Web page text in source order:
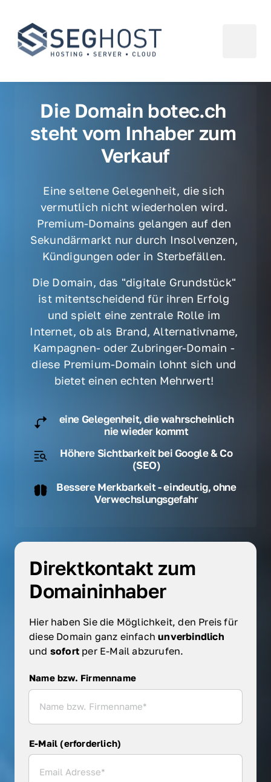
Die Domain botec.ch
steht vom Inhaber zum
Verkauf
Eine seltene Gelegenheit, die sich
vermutlich nicht wiederholen wird.
Premium-Domains gelangen auf den
Sekundärmarkt nur durch Insolvenzen,
Kündigungen oder in Sterbefällen.
Die Domain, das "digitale Grundstück"
ist mitentscheidend für ihren Erfolg
und spielt eine zentrale Rolle im
Internet, ob als Brand, Alternativname,
Kampagnen- oder Zubringer-Domain -
diese Premium-Domain lohnt sich und
bietet einen echten Mehrwert!
eine Gelegenheit, die wahrscheinlich
nie wieder kommt
Höhere Sichtbarkeit bei Google & Co
(SEO)
Bessere Merkbarkeit - eindeutig, ohne
Verwechslungsgefahr
Direktkontakt zum
Domaininhaber
Hier haben Sie die Möglichkeit, den Preis für
diese Domain ganz einfach
und sofort per E-Mail abzurufen.
Name bzw. Firmenname
Name bzw. Firmenname
E-Mail (erforderlich)